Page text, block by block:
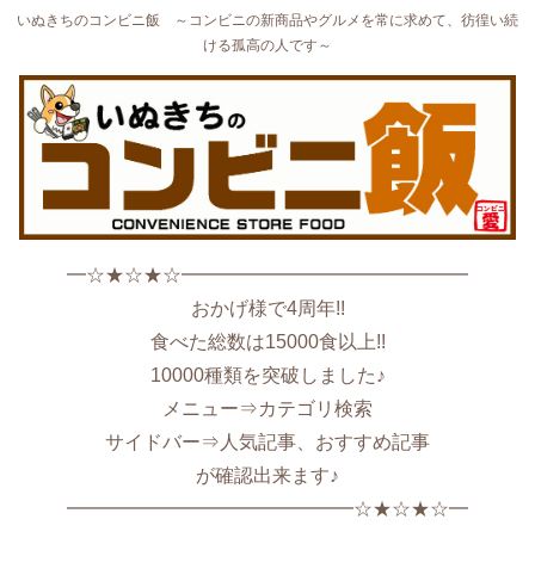
いぬきちのコンビニ飯 ～コンビニの新商品やグルメを常に求めて、彷徨い続
ける孤高の人です～
━☆★☆★☆━━━━━━━━━━━━━━━
おかげ様で4周年!!
食べた総数は15000食以上!!
10000種類を突破しました♪
メニュー⇒カテゴリ検索
サイドバー⇒人気記事、おすすめ記事
が確認出来ます♪
━━━━━━━━━━━━━━━☆★☆★☆━